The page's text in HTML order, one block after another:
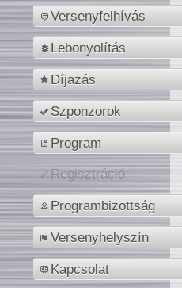
Versenyfelhívás
Lebonyolítás
Díjazás
Szponzorok
Program
Regisztráció
Programbizottság
Versenyhelyszín
Kapcsolat